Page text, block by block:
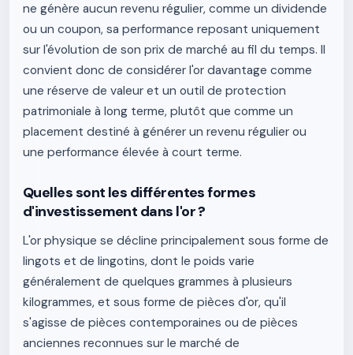
ne génère aucun revenu régulier, comme un dividende
ou un coupon, sa performance reposant uniquement
sur l'évolution de son prix de marché au fil du temps. Il
convient donc de considérer l'or davantage comme
une réserve de valeur et un outil de protection
patrimoniale à long terme, plutôt que comme un
placement destiné à générer un revenu régulier ou
une performance élevée à court terme.
Quelles sont les différentes formes
d'investissement dans l'or ?
L'or physique se décline principalement sous forme de
lingots et de lingotins, dont le poids varie
généralement de quelques grammes à plusieurs
kilogrammes, et sous forme de pièces d'or, qu'il
s'agisse de pièces contemporaines ou de pièces
anciennes reconnues sur le marché de